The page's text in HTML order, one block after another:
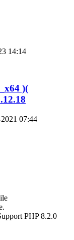
14:14
)(
07:44
PHP 8.2.0